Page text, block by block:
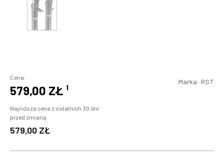
Cena:
579,00 ZŁ ¹
Najniższa cena z ostatnich 30 dni
przed zmianą:
579,00 ZŁ
Marka: RST